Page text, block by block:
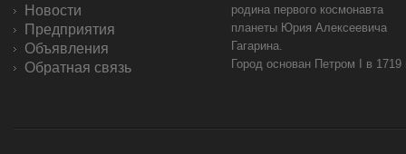
Новости
Предприятия
Объявления
Обратная связь
родина первого космонавта
планеты Юрия Алексеевича
Гагарина.
Город основан Петром I в 1719